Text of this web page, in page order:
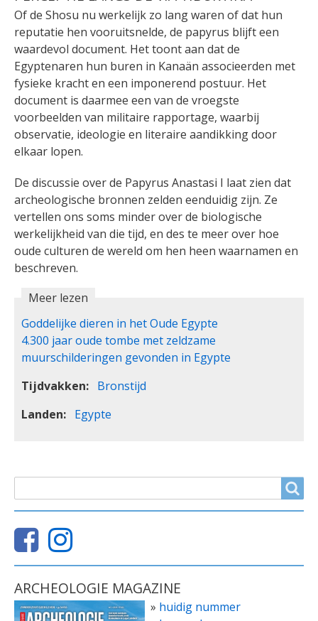
Of de Shosu nu werkelijk zo lang waren of dat hun
reputatie hen vooruitsnelde, de papyrus blijft een
waardevol document. Het toont aan dat de
Egyptenaren hun buren in Kanaän associeerden met
fysieke kracht en een imponerend postuur. Het
document is daarmee een van de vroegste
voorbeelden van militaire rapportage, waarbij
observatie, ideologie en literaire aandikking door
elkaar lopen.
De discussie over de Papyrus Anastasi I laat zien dat
archeologische bronnen zelden eenduidig zijn. Ze
vertellen ons soms minder over de biologische
werkelijkheid van die tijd, en des te meer over hoe
oude culturen de wereld om hen heen waarnamen en
beschreven.
Meer lezen
Goddelijke dieren in het Oude Egypte
4.300 jaar oude tombe met zeldzame
muurschilderingen gevonden in Egypte
Tijdvakken
Bronstijd
Landen
Egypte
ZOEKVELD
ARCHEOLOGIE MAGAZINE
» huidig nummer